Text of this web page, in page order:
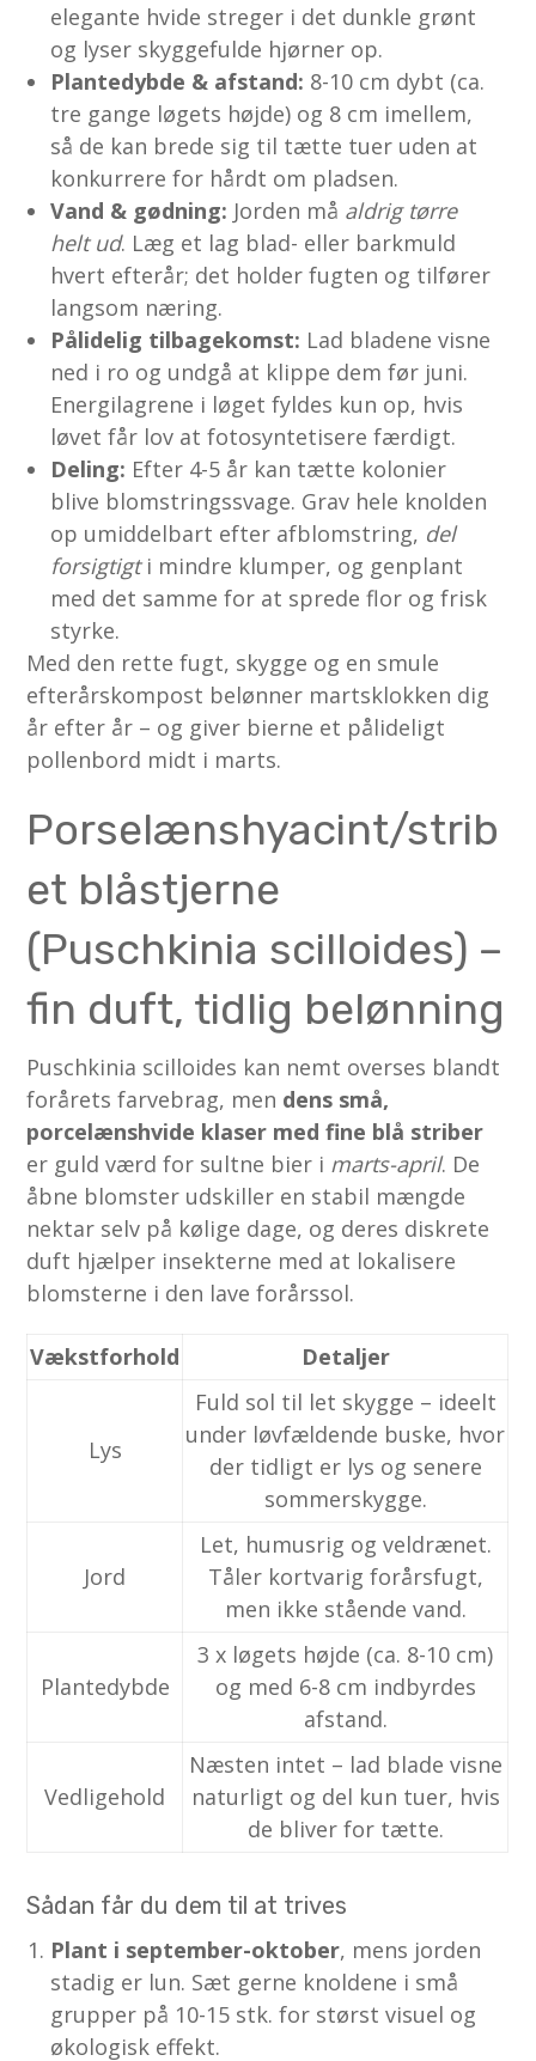
elegante hvide streger i det dunkle grønt
og lyser skyggefulde hjørner op.
Plantedybde & afstand: 8-10 cm dybt (ca.
tre gange løgets højde) og 8 cm imellem,
så de kan brede sig til tætte tuer uden at
konkurrere for hårdt om pladsen.
Vand & gødning: Jorden må aldrig tørre
helt ud. Læg et lag blad- eller barkmuld
hvert efterår; det holder fugten og tilfører
langsom næring.
Pålidelig tilbagekomst: Lad bladene visne
ned i ro og undgå at klippe dem før juni.
Energilagrene i løget fyldes kun op, hvis
løvet får lov at fotosyntetisere færdigt.
Deling: Efter 4-5 år kan tætte kolonier
blive blomstringssvage. Grav hele knolden
op umiddelbart efter afblomstring, del
forsigtigti mindre klumper, og genplant
med det samme for at sprede flor og frisk
styrke.
Med den rette fugt, skygge og en smule
efterårskompost belønner martsklokken dig
år efter år – og giver bierne et pålideligt
pollenbord midt i marts.
Porselænshyacint/strib
et blåstjerne
(Puschkinia scilloides) –
fin duft, tidlig belønning
Puschkinia scilloides kan nemt overses blandt
forårets farvebrag, men dens små,
porcelæns­hvide klaser med fine blå striber
er guld værd for sultne bier i marts-april. De
åbne blomster udskiller en stabil mængde
nektar selv på kølige dage, og deres diskrete
duft hjælper insekterne med at lokalisere
blomsterne i den lave forårssol.
Vækstforhold Detaljer
Lys
Fuld sol til let skygge – ideelt
under løvfældende buske, hvor
der tidligt er lys og senere
sommer­skygge.
Jord
Let, humusrig og veldrænet.
Tåler kortvarig forårsfugt,
men ikke stående vand.
Plantedybde
3 x løgets højde (ca. 8-10 cm)
og med 6-8 cm indbyrdes
afstand.
Vedligehold
Næsten intet – lad blade visne
naturligt og del kun tuer, hvis
de bliver for tætte.
Sådan får du dem til at trives
Plant i september-oktober, mens jorden
stadig er lun. Sæt gerne knoldene i små
grupper på 10-15 stk. for størst visuel og
økologisk effekt.